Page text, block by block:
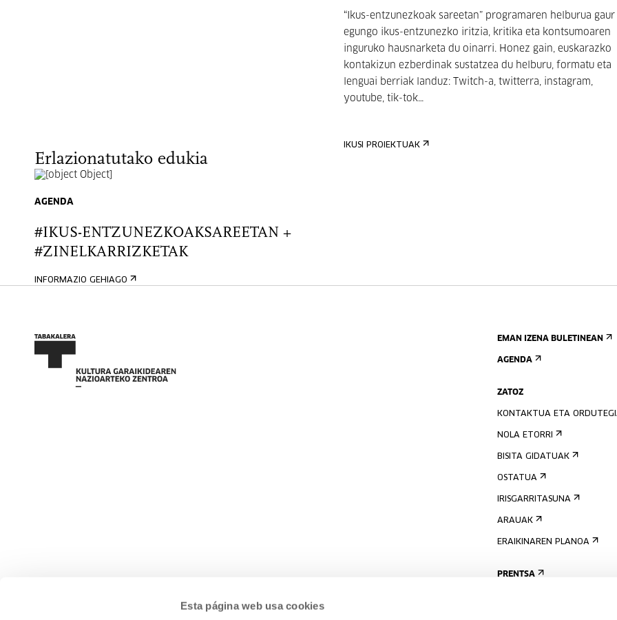
Esta página web usa cookies
“Ikus-entzunezkoak sareetan” programaren helburua gaur
egungo ikus-entzunezko iritzia, kritika eta kontsumoaren
inguruko hausnarketa du oinarri. Honez gain, euskarazko
kontakizun ezberdinak sustatzea du helburu, formatu eta
lenguai berriak landuz: Twitch-a, twitterra, instagram,
youtube, tik-tok…
IKUSI PROIEKTUAK
Erlazionatutako edukia
AGENDA
#IKUS-ENTZUNEZKOAKSAREETAN +
#ZINELKARRIZKETAK
INFORMAZIO GEHIAGO
EMAN IZENA BULETINEAN
AGENDA
ZATOZ
KONTAKTUA ETA
NOLA ETORRI
BISITA GIDATUAK
OSTATUA
IRISGARRITASUNA
ARAUAK
ERAIKINAREN PLANOA
PRENTSA